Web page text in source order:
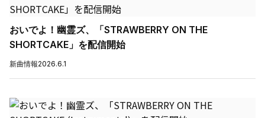
おいでよ！幽霊ズ、「STRAWBERRY ON THE
SHORTCAKE」を配信開始
新曲情報2026.6.1